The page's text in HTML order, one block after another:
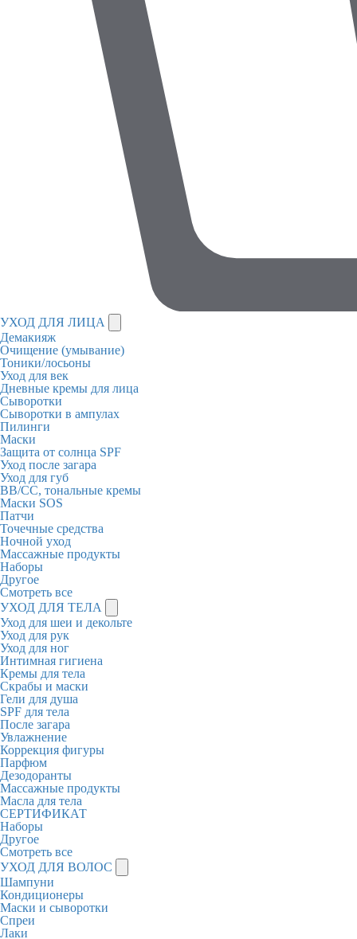
УХОД ДЛЯ ЛИЦА
Демакияж
Очищение (умывание)
Тоники/лосьоны
Уход для век
Дневные кремы для лица
Сыворотки
Сыворотки в ампулах
Пилинги
Маски
Защита от солнца SPF
Уход после загара
Уход для губ
BB/CC, тональные кремы
Маски SOS
Патчи
Точечные средства
Ночной уход
Массажные продукты
Наборы
Другое
Смотреть все
УХОД ДЛЯ ТЕЛА
Уход для шеи и декольте
Уход для рук
Уход для ног
Интимная гигиена
Кремы для тела
Скрабы и маски
Гели для душа
SPF для тела
После загара
Увлажнение
Коррекция фигуры
Парфюм
Дезодоранты
Массажные продукты
Масла для тела
СЕРТИФИКАТ
Наборы
Другое
Смотреть все
УХОД ДЛЯ ВОЛОС
Шампуни
Кондиционеры
Маски и сыворотки
Спреи
Лаки